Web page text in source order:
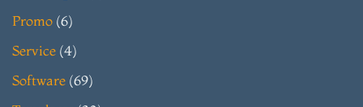
Promo (6)
Service (4)
Software (69)